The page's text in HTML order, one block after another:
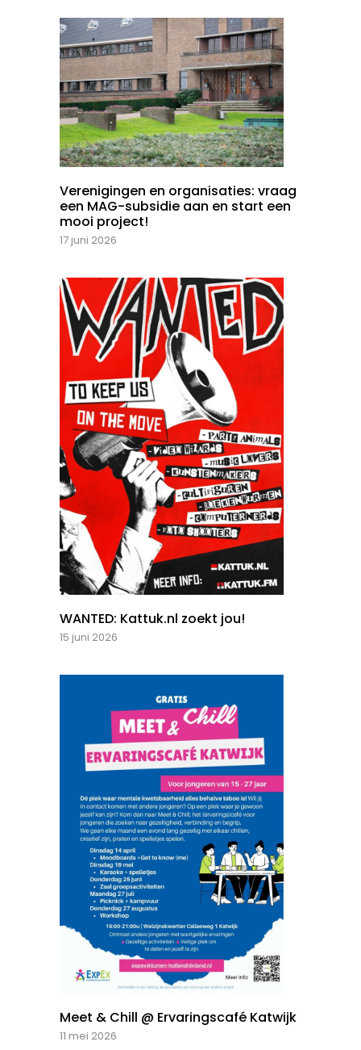
Verenigingen en organisaties: vraag
een MAG-subsidie aan en start een
mooi project!
17 juni 2026
WANTED: Kattuk.nl zoekt jou!
15 juni 2026
Meet & Chill @ Ervaringscafé Katwijk
11 mei 2026